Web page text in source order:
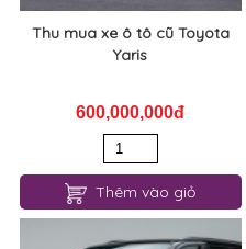
Thu mua xe ô tô cũ Toyota
Yaris
600,000,000đ
Thêm vào giỏ